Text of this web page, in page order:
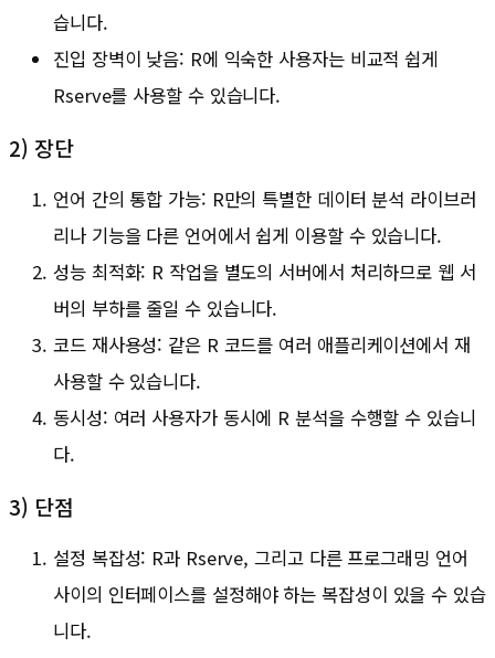
습니다.
진입 장벽이 낮음: R에 익숙한 사용자는 비교적 쉽게
Rserve를 사용할 수 있습니다.
2) 장단
언어 간의 통합 가능: R만의 특별한 데이터 분석 라이브러
리나 기능을 다른 언어에서 쉽게 이용할 수 있습니다.
성능 최적화: R 작업을 별도의 서버에서 처리하므로 웹 서
버의 부하를 줄일 수 있습니다.
코드 재사용성: 같은 R 코드를 여러 애플리케이션에서 재
사용할 수 있습니다.
동시성: 여러 사용자가 동시에 R 분석을 수행할 수 있습니
다.
3) 단점
설정 복잡성: R과 Rserve, 그리고 다른 프로그래밍 언어
사이의 인터페이스를 설정해야 하는 복잡성이 있을 수 있습
니다.